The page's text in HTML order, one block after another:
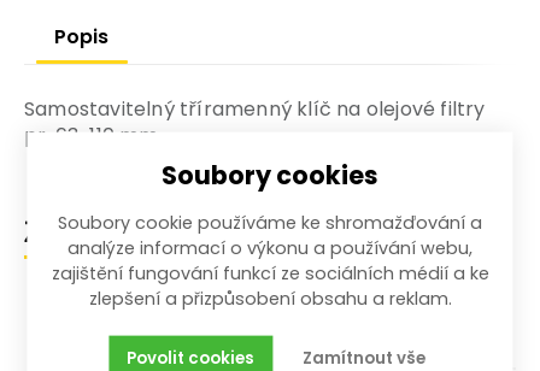
Popis
Samostavitelný tříramenný klíč na olejové filtry
pr. 63-110 mm.
Zařazení zboží
Dílna a stavba / Ruční nářadí / Klíče / Jednotlivé
Ostatní
Soubory cookies
Soubory cookie používáme ke shromažďování a
analýze informací o výkonu a používání webu,
zajištění fungování funkcí ze sociálních médií a ke
zlepšení a přizpůsobení obsahu a reklam.
Zamítnout vše
Povolit cookies